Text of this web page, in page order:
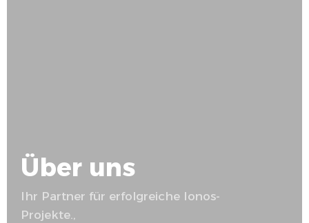
Über uns
Ihr Partner für erfolgreiche Ionos-
Projekte.,